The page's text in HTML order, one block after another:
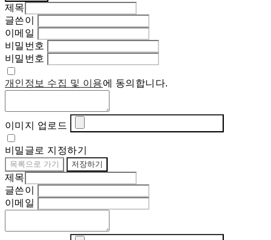
제목
글쓴이
이메일
비밀번호
비밀번호
개인정보 수집 및 이용에 동의합니다.
이미지 업로드
비밀글로 지정하기
목록으로 가기 저장하기
제목
글쓴이
이메일